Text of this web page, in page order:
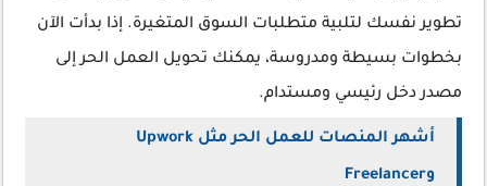
تطوير نفسك لتلبية متطلبات السوق المتغيرة. إذا بدأت الآن
بخطوات بسيطة ومدروسة، يمكنك تحويل العمل الحر إلى
مصدر دخل رئيسي ومستدام.
أشهر المنصات للعمل الحر مثل Upwork
وFreelancer